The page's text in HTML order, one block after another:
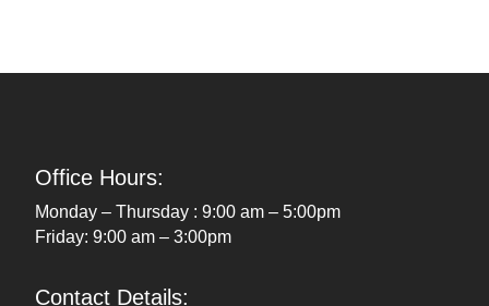
Office Hours:
Monday – Thursday : 9:00 am – 5:00pm
Friday: 9:00 am – 3:00pm
Contact Details: